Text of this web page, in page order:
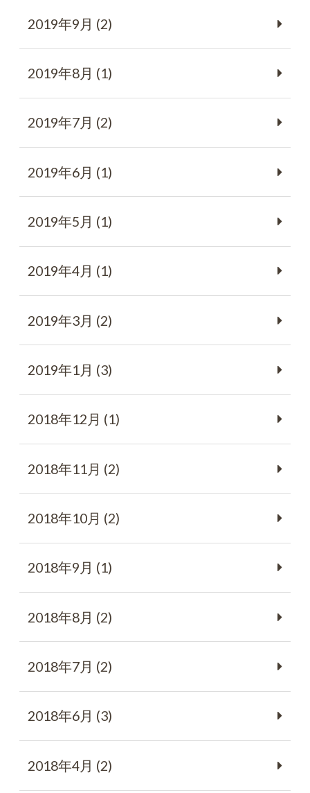
2019年9月 (2)
2019年8月 (1)
2019年7月 (2)
2019年6月 (1)
2019年5月 (1)
2019年4月 (1)
2019年3月 (2)
2019年1月 (3)
2018年12月 (1)
2018年11月 (2)
2018年10月 (2)
2018年9月 (1)
2018年8月 (2)
2018年7月 (2)
2018年6月 (3)
2018年4月 (2)